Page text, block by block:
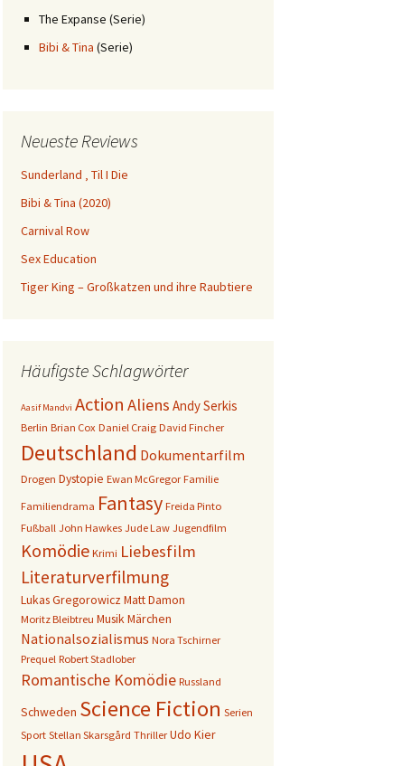
The Expanse (Serie)
Bibi & Tina (Serie)
Neueste Reviews
Sunderland ‚ Til I Die
Bibi & Tina (2020)
Carnival Row
Sex Education
Tiger King – Großkatzen und ihre Raubtiere
Häufigste Schlagwörter
Aasif Mandvi Action Aliens Andy Serkis
Berlin Brian Cox Daniel Craig David Fincher
Deutschland Dokumentarfilm
Drogen Dystopie Ewan McGregor Familie
Familiendrama Fantasy Freida Pinto
Fußball John Hawkes Jude Law Jugendfilm
Komödie Krimi Liebesfilm
Literaturverfilmung
Lukas GregorowiczMatt Damon
Moritz Bleibtreu MusikMärchen
Nationalsozialismus Nora Tschirner
Prequel Robert Stadlober
Romantische Komödie Russland
Schweden Science Fiction Serien
Sport Stellan Skarsgård Thriller Udo Kier